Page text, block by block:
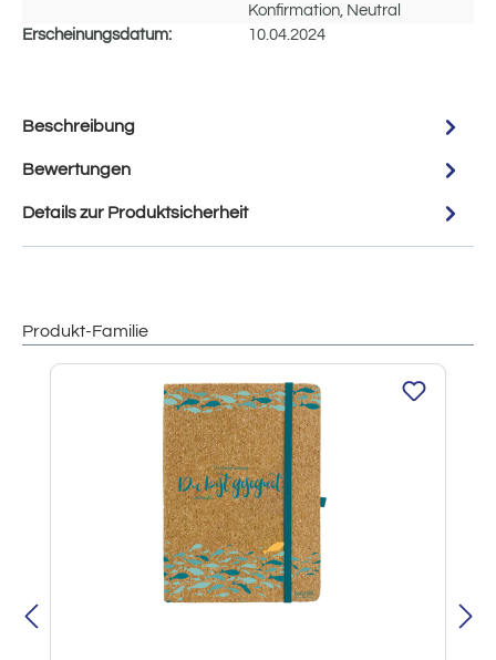
Konfirmation, Neutral
Erscheinungsdatum:
10.04.2024
Beschreibung
Bewertungen
Details zur Produktsicherheit
Produkt-Familie
Produktgalerie überspringen